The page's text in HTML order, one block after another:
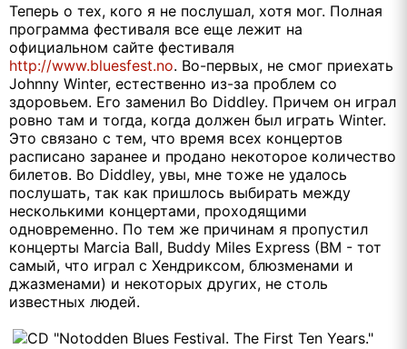
Теперь о тех, кого я не послушал, хотя мог. Полная
программа фестиваля все еще лежит на
официальном сайте фестиваля
http://www.bluesfest.no. Во-первых, не смог приехать
Johnny Winter, естественно из-за проблем со
здоровьем. Его заменил Bo Diddley. Причем он играл
ровно там и тогда, когда должен был играть Winter.
Это связано с тем, что время всех концертов
расписано заранее и продано некоторое количество
билетов. Bo Diddley, увы, мне тоже не удалось
послушать, так как пришлось выбирать между
несколькими концертами, проходящими
одновременно. По тем же причинам я пропустил
концерты Marcia Ball, Buddy Miles Express (BM - тот
самый, что играл с Хендриксом, блюзменами и
джазменами) и некоторых других, не столь
известных людей.